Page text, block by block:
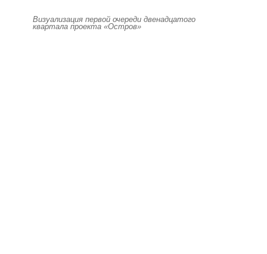
Визуализация первой очереди двенадцатого
квартала проекта «Остров»